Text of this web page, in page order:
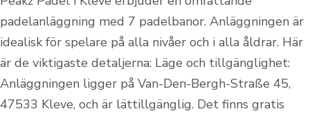
padelanläggning med 7 padelbanor. Anläggningen är
idealisk för spelare på alla nivåer och i alla åldrar. Här
är de viktigaste detaljerna: Läge och tillgänglighet:
Anläggningen ligger på Van-Den-Bergh-Straße 45,
47533 Kleve, och är lättillgänglig. Det finns gratis